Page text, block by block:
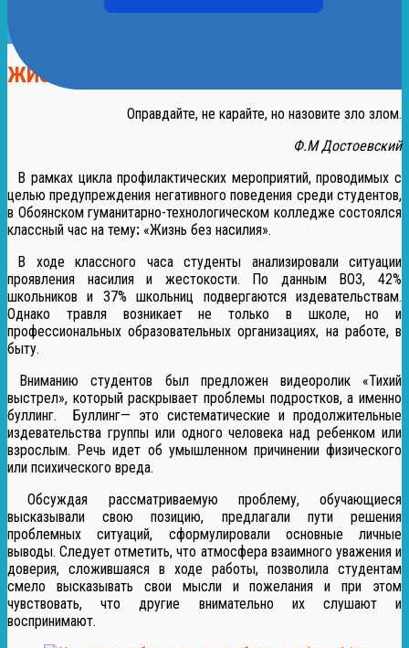
ЖИЗНЬ БЕЗ НАСИЛИЯ
Оправдайте, не карайте, но назовите зло злом.
Ф.М Достоевский
В рамках цикла профилактических мероприятий, проводимых с
целью предупреждения негативного поведения среди студентов,
в Обоянском гуманитарно-технологическом колледже состоялся
классный час на тему: «Жизнь без насилия».
В ходе классного часа студенты анализировали ситуации
проявления насилия и жестокости. По данным ВОЗ, 42%
школьников и 37% школьниц подвергаются издевательствам.
Однако травля возникает не только в школе, но и
профессиональных образовательных организациях, на работе, в
быту.
Вниманию студентов был предложен видеоролик «Тихий
выстрел», который раскрывает проблемы подростков, а именно
буллинг. Буллинг— это систематические и продолжительные
издевательства группы или одного человека над ребенком или
взрослым. Речь идет об умышленном причинении физического
или психического вреда.
Обсуждая рассматриваемую проблему, обучающиеся
высказывали свою позицию, предлагали пути решения
проблемных ситуаций, сформулировали основные личные
выводы. Следует отметить, что атмосфера взаимного уважения и
доверия, сложившаяся в ходе работы, позволила студентам
смело высказывать свои мысли и пожелания и при этом
чувствовать, что другие внимательно их слушают и
воспринимают.